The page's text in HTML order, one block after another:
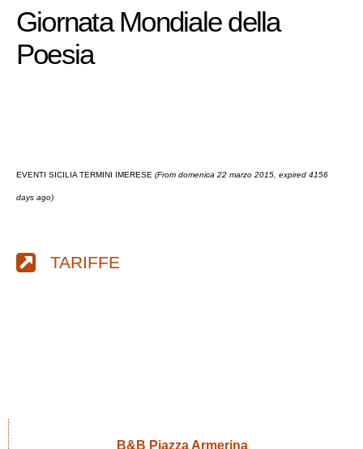
Giornata Mondiale della
Poesia
EVENTI SICILIA TERMINI IMERESE (From domenica 22 marzo 2015, expired 4156
days ago)
TARIFFE
B&B Piazza Armerina